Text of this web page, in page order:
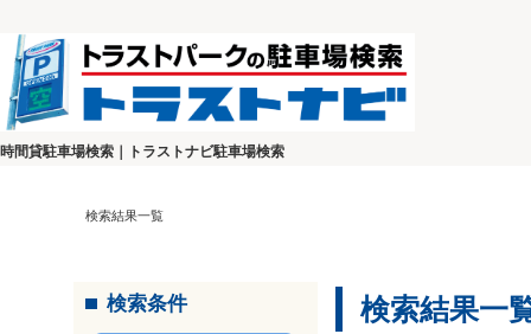
時間貸駐車場検索｜トラストナビ駐車場検索
検索結果一覧
検索条件 検索結果一